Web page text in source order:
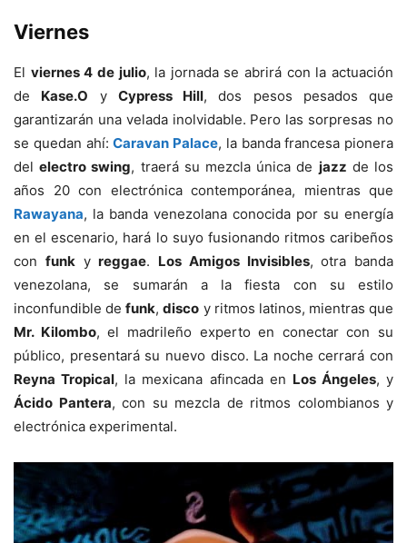
Viernes
El viernes 4 de julio, la jornada se abrirá con la actuación
de Kase.O y Cypress Hill, dos pesos pesados que
garantizarán una velada inolvidable. Pero las sorpresas no
se quedan ahí:Caravan Palace, la banda francesa pionera
delelectro swing, traerá su mezcla única de jazz de los
años 20 con electrónica contemporánea, mientras que
Rawayana, la banda venezolana conocida por su energía
en el escenario, hará lo suyo fusionando ritmos caribeños
con funkyreggae. Los Amigos Invisibles, otra banda
venezolana, se sumarán a la fiesta con su estilo
inconfundible defunk,disco y ritmos latinos, mientras que
Mr. Kilombo, el madrileño experto en conectar con su
público, presentará su nuevo disco. La noche cerrará con
Reyna Tropical, la mexicana afincada en Los Ángeles, y
Ácido Pantera, con su mezcla de ritmos colombianos y
electrónica experimental.